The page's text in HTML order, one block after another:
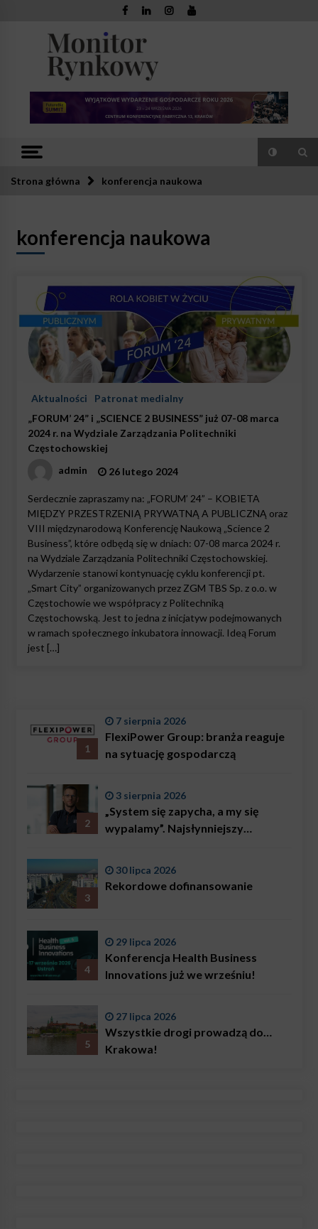
Monitor
Rynkowy
Strona główna konferencja naukowa
konferencja naukowa
Aktualności
Patronat medialny
„FORUM’ 24” i „SCIENCE 2 BUSINESS” już 07-08 marca
2024 r. na Wydziale Zarządzania Politechniki
Częstochowskiej
admin
26 lutego 2024
Serdecznie zapraszamy na: „FORUM’ 24” – KOBIETA
MIĘDZY PRZESTRZENIĄ PRYWATNĄ A PUBLICZNĄ oraz
VIII międzynarodową Konferencję Naukową „Science 2
Business”, które odbędą się w dniach: 07-08 marca 2024 r.
na Wydziale Zarządzania Politechniki Częstochowskiej.
Wydarzenie stanowi kontynuację cyklu konferencji pt.
„Smart City” organizowanych przez ZGM TBS Sp. z o.o. w
Częstochowie we współpracy z Politechniką
Częstochowską. Jest to jedna z inicjatyw podejmowanych
w ramach społecznego inkubatora innowacji. Ideą Forum
jest […]
1
7 sierpnia 2026
FlexiPower Group: branża reaguje
na sytuację gospodarczą
2
3 sierpnia 2026
„System się zapycha, a my się
wypalamy”. Najsłynniejszy
problemem są nie tylko choroby
3
30 lipca 2026
Rekordowe dofinansowanie
4
29 lipca 2026
Konferencja Health Business
Innovations już we wrześniu!
5
27 lipca 2026
Wszystkie drogi prowadzą do…
Krakowa!